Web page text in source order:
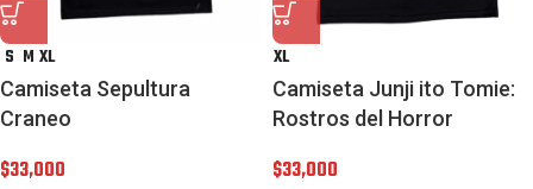
S M XL
Camiseta Sepultura
Craneo
$33,000
XL
Camiseta Junji ito Tomie:
Rostros del Horror
$33,000